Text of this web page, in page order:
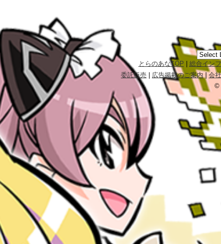
とらのあなTOP
総合イン
委託販売
広告掲載のご案内|会
©